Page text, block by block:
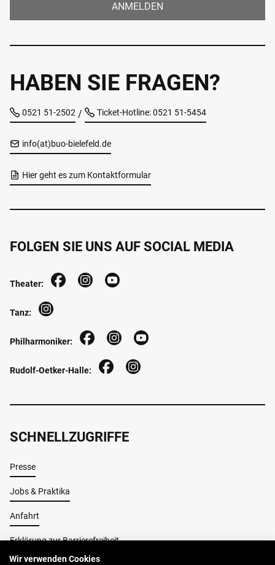
ANMELDEN
HABEN SIE FRAGEN?
0521 51-2502 / Ticket-Hotline: 0521 51-5454
info(at)buo-bielefeld.de
Hier geht es zum Kontaktformular
SCHNELLZUGRIFFE
Presse
Jobs & Praktika
Anfahrt
Erklärung zur Barrierefreiheit
FOLGEN SIE UNS AUF SOCIAL MEDIA
Theater:
Tanz:
Philharmoniker:
Rudolf-Oetker-Halle:
Wir verwenden Cookies